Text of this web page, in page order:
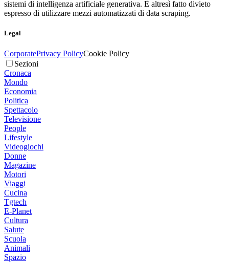
sistemi di intelligenza artificiale generativa. È altresì fatto divieto
espresso di utilizzare mezzi automatizzati di data scraping.
Legal
CorporatePrivacy PolicyCookie Policy
Sezioni
Cronaca
Mondo
Economia
Politica
Spettacolo
Televisione
People
Lifestyle
Videogiochi
Donne
Magazine
Motori
Viaggi
Cucina
Tgtech
E-Planet
Cultura
Salute
Scuola
Animali
Spazio